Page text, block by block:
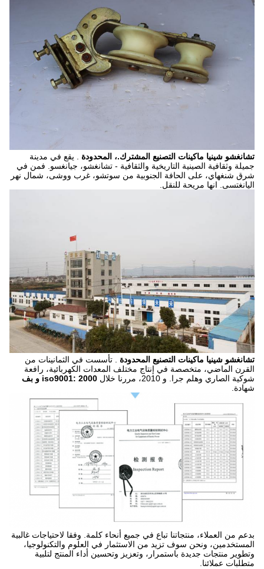
تشانغشو شينيا ماكينات التصنيع المشترك.، المحدودة. يقع في مدينة
جميلة وثقافية الصينية التاريخية والثقافية - تشانغشو، جيانغسو.
فمن في
شرق شنغهاي، على الحافة الجنوبية من سوتشو، غرب ووشى، شمال نهر
اليانغتسى. انها مريحة للنقل.
تشانغشو شينيا ماكينات التصنيع المحدودة. تأسست في الثمانينات من
القرن الماضي، متخصصة في إنتاج مختلف المعدات الكهربائية، رافعة
شوكية الصاري وهلم جرا. و 2010، مررنا خلال
iso9001: 2000 و بف
شهادة.
بدعم من العملاء، منتجاتنا تباع في جميع أنحاء كلمة. وفقا لاحتياجات غالبية
المستخدمين، ونحن سوف تزيد من الاستثمار في العلوم والتكنولوجيا،
وتطوير منتجات جديدة باستمرار، وتعزيز وتحسين أداء المنتج لتلبية
متطلبات عملائنا.